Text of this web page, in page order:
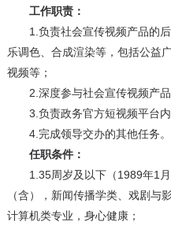
工作职责：
1.负责社会宣传视频产品的后
乐调色、合成渲染等，包括公益
视频等；
2.深度参与社会宣传视频产品
3.负责政务官方短视频平台内
4.完成领导交办的其他任务。
任职条件：
1.35周岁及以下（1989年1月
（含），新闻传播学类、戏剧与
计算机类专业，身心健康；